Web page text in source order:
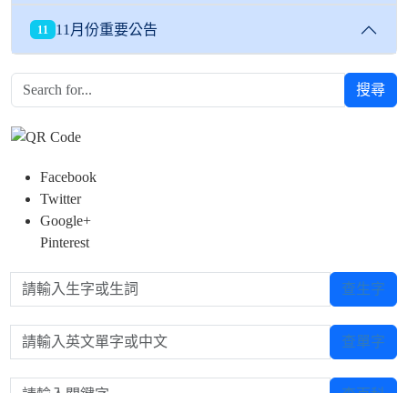
11 11月份重要公告
搜尋
Facebook
Twitter
Google+
Pinterest
請輸入生字或生詞 查生字
請輸入英文單字或中文 查單字
請輸入關鍵字